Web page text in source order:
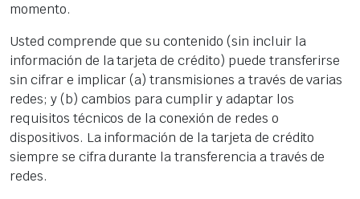
momento.
Usted comprende que su contenido (sin incluir la
información de la tarjeta de crédito) puede transferirse
sin cifrar e implicar (a) transmisiones a través de varias
redes; y (b) cambios para cumplir y adaptar los
requisitos técnicos de la conexión de redes o
dispositivos. La información de la tarjeta de crédito
siempre se cifra durante la transferencia a través de
redes.